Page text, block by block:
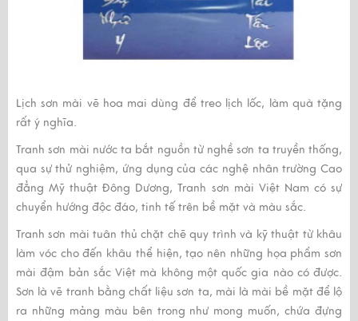
Lịch sơn mài vẽ hoa mai dùng để treo lịch lốc, làm quà tặng
rất ý nghĩa.
Tranh sơn mài nước ta bắt nguồn từ nghề sơn ta truyền thống,
qua sự thử nghiệm, ứng dụng của các nghệ nhân trường Cao
đẳng Mỹ thuật Đông Dương, Tranh sơn mài Việt Nam có sự
chuyển hướng độc đáo, tinh tế trên bề mặt và màu sắc.
Tranh sơn màituân thủ chặt chẽ quy trình và kỹ thuật từ khâu
làm vóc cho đến khâu thể hiện, tạo nên những họa phẩm sơn
mài đậm bản sắc Việt mà không một quốc gia nào có được.
Sơn là vẽ tranh bằng chất liệu sơn ta, mài là mài bề mặt để lộ
ra những mảng màu bên trong như mong muốn, chứa đựng